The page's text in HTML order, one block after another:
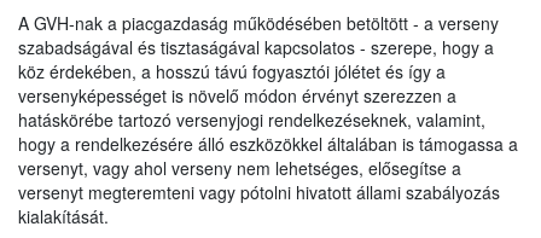
A GVH-nak a piacgazdaság működésében betöltött - a verseny
szabadságával és tisztaságával kapcsolatos - szerepe, hogy a
köz érdekében, a hosszú távú fogyasztói jólétet és így a
versenyképességet is növelő módon érvényt szerezzen a
hatáskörébe tartozó versenyjogi rendelkezéseknek, valamint,
hogy a rendelkezésére álló eszközökkel általában is támogassa a
versenyt, vagy ahol verseny nem lehetséges, elősegítse a
versenyt megteremteni vagy pótolni hivatott állami szabályozás
kialakítását.